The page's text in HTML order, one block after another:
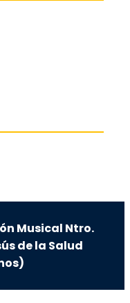
Musical Ntro.
de la Salud